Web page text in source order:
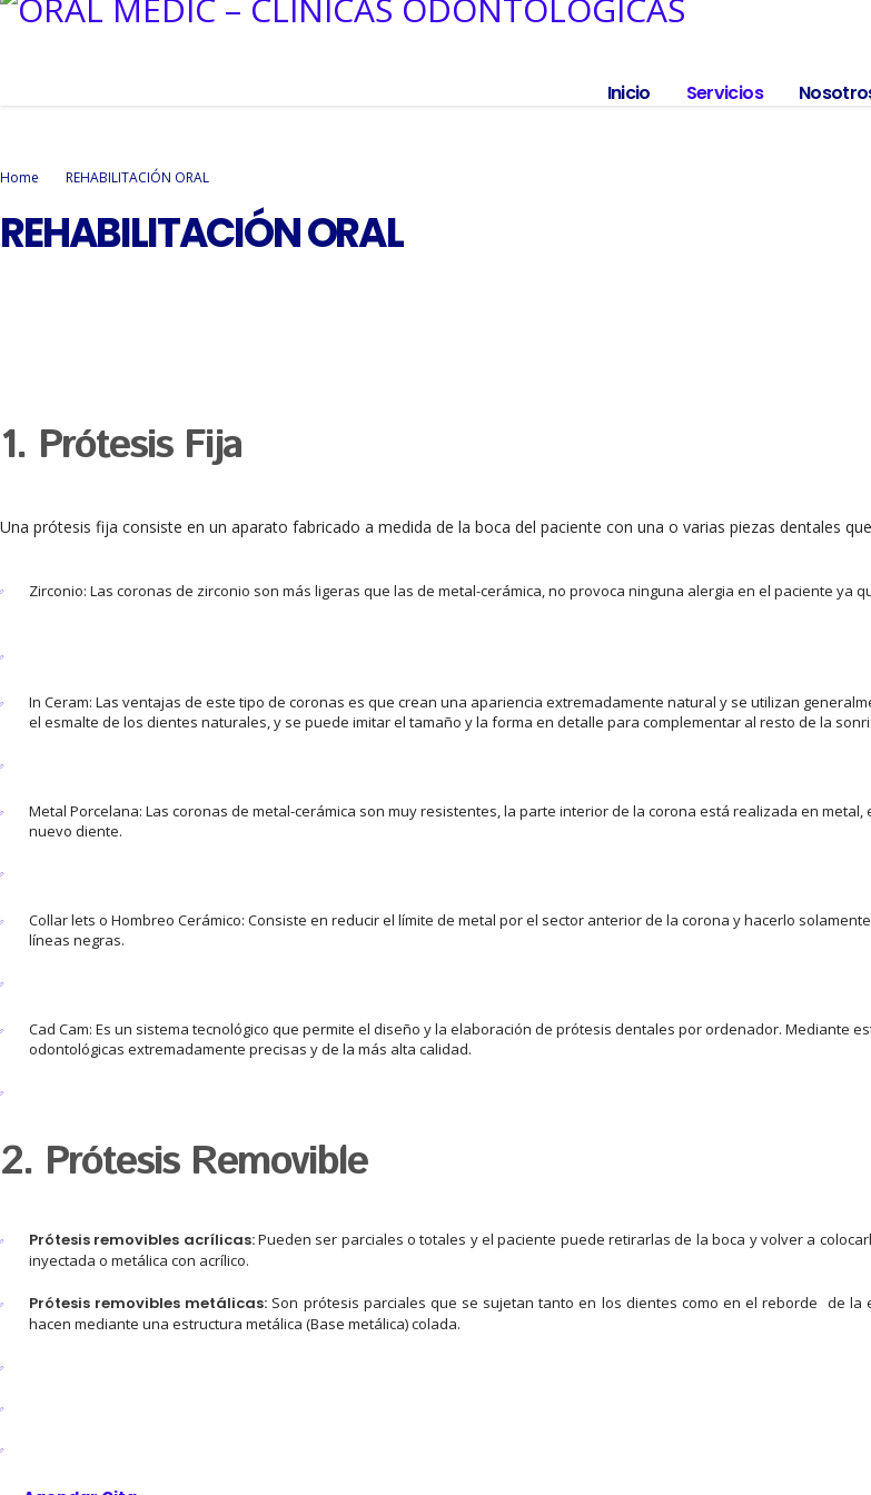
Inicio Servicios
Home REHABILITACIÓN ORAL
REHABILITACIÓN ORAL
1. Prótesis Fija
Una prótesis fija consiste en un aparato fabricado a medida de la boca del paciente con una o varias piezas dentales
Zirconio: Las coronas de zirconio son más ligeras que las de metal-cerámica, no provoca ninguna alergia en el paciente ya
In Ceram: Las ventajas de este tipo de coronas es que crean una apariencia extremadamente natural y se utilizan
el esmalte de los dientes naturales, y se puede imitar el tamaño y la forma en detalle para complementar al resto de la
Metal Porcelana: Las coronas de metal-cerámica son muy resistentes, la parte interior de la corona está realizada en
nuevo diente.
Collar lets o Hombreo Cerámico: Consiste en reducir el límite de metal por el sector anterior de la corona y hacerlo
líneas negras.
Cad Cam: Es un sistema tecnológico que permite el diseño y la elaboración de prótesis dentales por ordenador. Mediante
odontológicas extremadamente precisas y de la más alta calidad.
2. Prótesis Removible
Prótesis removibles acrílicas:Pueden ser parciales o totales y el paciente puede retirarlas de la boca y volver a
inyectada o metálica con acrílico.
Prótesis removibles metálicas: Son prótesis parciales que se sujetan tanto en los dientes como en el reborde de
hacen mediante una estructura metálica (Base metálica) colada.